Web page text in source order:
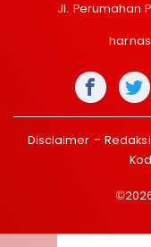
Jl. Perumahan
Disclaimer Redaksi